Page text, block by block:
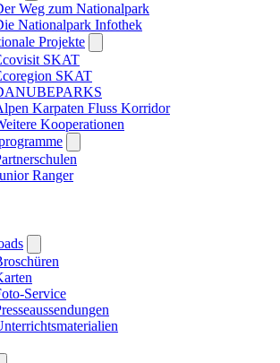
Weg zum Nationalpark
Nationalpark Infothek
Projekte
SKAT
SKAT
Karpaten Fluss Korridor
Kooperationen
Ranger
Service